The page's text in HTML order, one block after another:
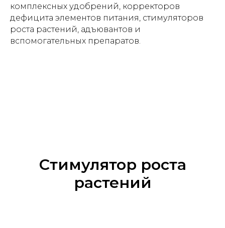
комплексных удобрений, корректоров
дефицита элементов питания, стимуляторов
роста растений, адъювантов и
вспомогательных препаратов.
Стимулятор роста
растений